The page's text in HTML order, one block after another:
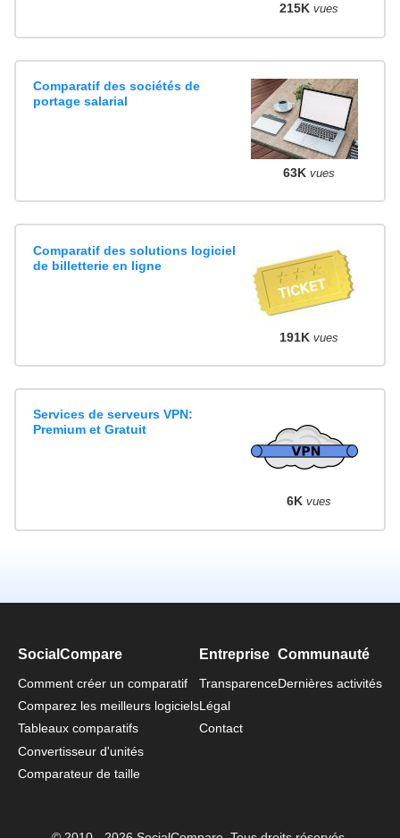
215K vues
Comparatif des sociétés de
portage salarial
63K vues
Comparatif des solutions logiciel
de billetterie en ligne
191K vues
Services de serveurs VPN:
Premium et Gratuit
6K vues
SocialCompare
Comment créer un comparatif
Comparez les meilleurs logiciels
Tableaux comparatifs
Convertisseur d'unités
Comparateur de taille
Entreprise
Transparence
Légal
Contact
Communauté
Dernières activités